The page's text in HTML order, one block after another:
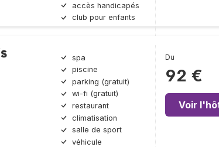
accès handicapés
club pour enfants
spa
piscine
parking (gratuit)
wi-fi (gratuit)
restaurant
climatisation
salle de sport
véhicule
Du
92 €
Voir